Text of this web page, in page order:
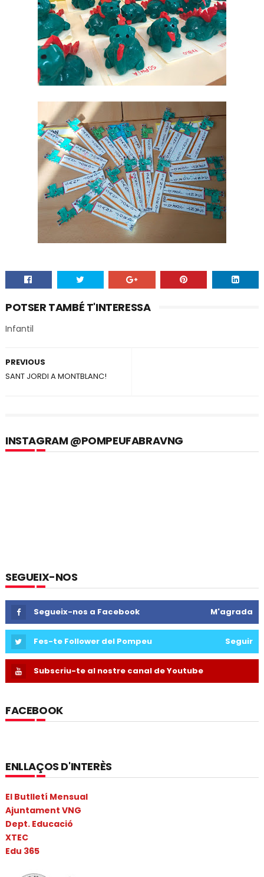
POTSER TAMBÉ T'INTERESSA
Infantil
PREVIOUS
SANT JORDI A MONTBLANC!
INSTAGRAM @POMPEUFABRAVNG
SEGUEIX-NOS
Segueix-nos a Facebook M'agrada
Fes-te Follower del Pompeu Seguir
Subscriu-te al nostre canal de Youtube
FACEBOOK
ENLLAÇOS D'INTERÈS
El Butlletí Mensual
Ajuntament VNG
Dept. Educació
XTEC
Edu 365